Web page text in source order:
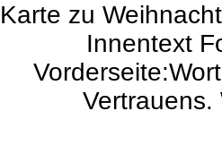
Karte zu
Innentext
Vertrauens.